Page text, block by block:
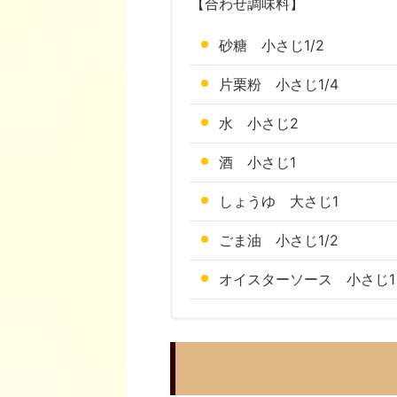
【合わせ調味料】
砂糖 小さじ1/2
片栗粉 小さじ1/4
水 小さじ2
酒 小さじ1
しょうゆ 大さじ1
ごま油 小さじ1/2
オイスターソース 小さじ1